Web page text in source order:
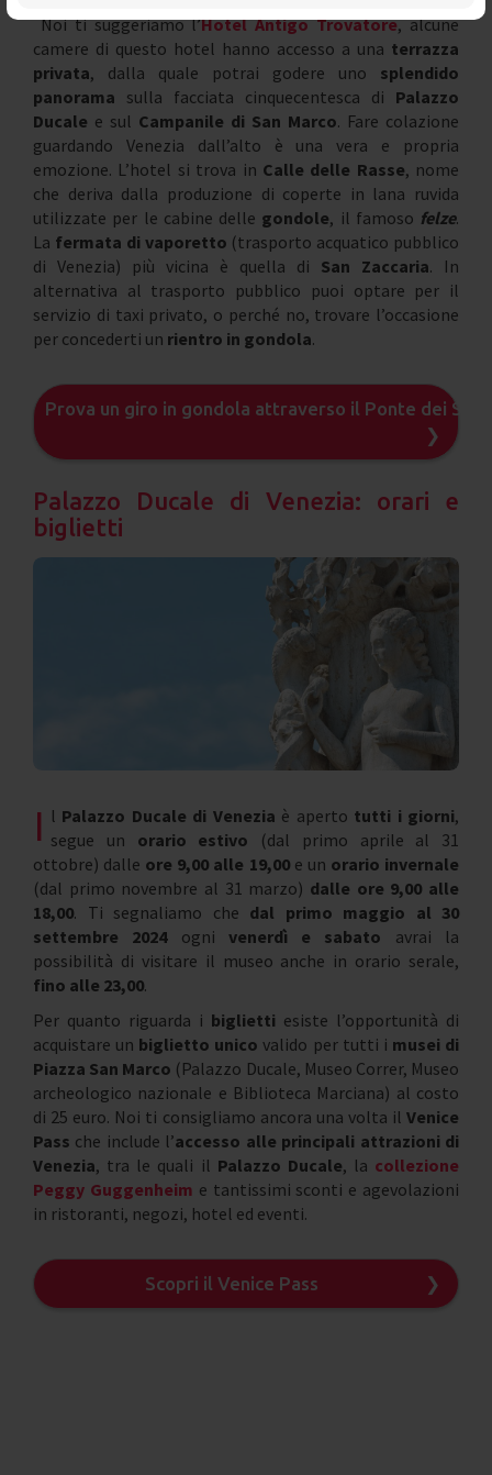
Noi ti suggeriamo l’Hotel Antigo Trovatore, alcune
camere di questo hotel hanno accesso a una terrazza
privata, dalla quale potrai godere uno splendido
panorama sulla facciata cinquecentesca di Palazzo
Ducale e sul Campanile di San Marco. Fare colazione
guardando Venezia dall’alto è una vera e propria
emozione. L’hotel si trova in Calle delle Rasse, nome
che deriva dalla produzione di coperte in lana ruvida
utilizzate per le cabine delle gondole, il famoso felze.
La fermata di vaporetto (trasporto acquatico pubblico
di Venezia) più vicina è quella di San Zaccaria. In
alternativa al trasporto pubblico puoi optare per il
servizio di taxi privato, o perché no, trovare l’occasione
per concederti un rientro in gondola.
Prova un giro in gondola attraverso il Ponte dei
❯
Palazzo Ducale di Venezia: orari e
biglietti
I l Palazzo Ducale di Venezia è aperto tutti i giorni,
segue un orario estivo (dal primo aprile al 31
ottobre) dalle ore 9,00 alle 19,00e un orario invernale
(dal primo novembre al 31 marzo) dalle ore 9,00 alle
18,00. Ti segnaliamo che dal primo maggio al 30
settembre 2024 ogni venerdì e sabato avrai la
possibilità di visitare il museo anche in orario serale,
fino alle 23,00.
Per quanto riguarda i biglietti esiste l’opportunità di
acquistare un biglietto unico valido per tutti i musei di
Piazza San Marco (Palazzo Ducale, Museo Correr, Museo
archeologico nazionale e Biblioteca Marciana) al costo
di 25 euro. Noi ti consigliamo ancora una volta il Venice
Pass che include l’accesso alle principali attrazioni di
Venezia, tra le quali il Palazzo Ducale, la collezione
Peggy Guggenheim e tantissimi sconti e agevolazioni
in ristoranti, negozi, hotel ed eventi.
Scopri il Venice Pass ❯